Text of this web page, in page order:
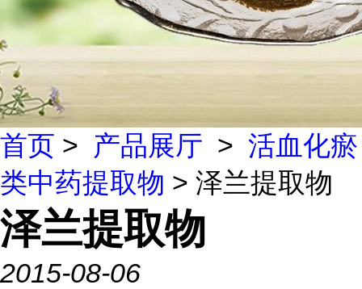
首页 > 产品展厅 > 活血化瘀
类中药提取物 > 泽兰提取物
泽兰提取物
2015-08-06